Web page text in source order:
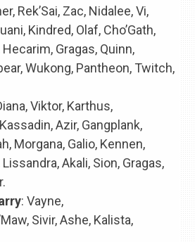
Rek’Sai, Zac, Nidalee, Vi,
Kindred, Olaf, Cho’Gath,
Gragas, Quinn,
Wukong, Pantheon, Twitch,
Viktor, Karthus,
Azir, Gangplank,
Morgana, Galio, Kennen,
Akali, Sion, Gragas,
: Vayne,
Sivir, Ashe, Kalista,